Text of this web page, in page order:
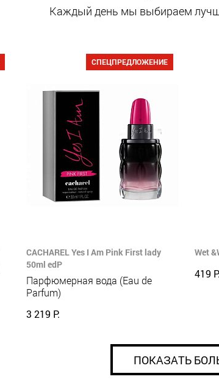
Каждый день мы выбираем
СПЕЦПРЕДЛОЖЕНИЕ
CACHAREL Yes I Am Pink First lady
50ml edP
Парфюмерная вода (Eau de
Parfum)
3 219 Р.
Wet
419 Р.
ПОКАЗАТЬ